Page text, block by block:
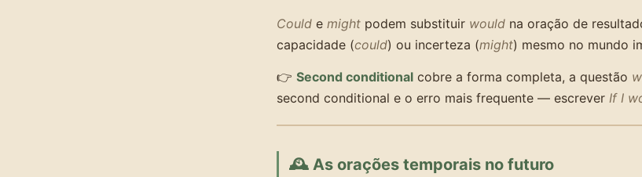
Could e might podem substituir would na oração de
capacidade (could) ou incerteza (might) mesmo no mundo
👉 Second conditional cobre a forma completa, a questão
second conditional e o erro mais frequente — escrever If I
🕰️ As orações temporais no futuro